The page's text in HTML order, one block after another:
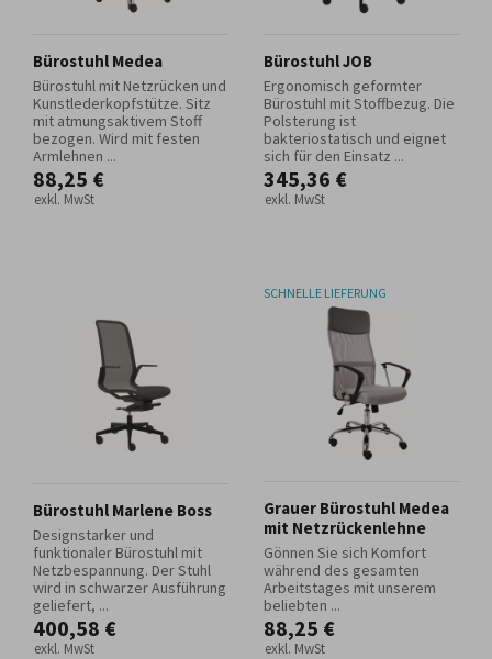
Bürostuhl Medea
Bürostuhl mit Netzrücken und
Kunstlederkopfstütze. Sitz
mit atmungsaktivem Stoff
bezogen. Wird mit festen
Armlehnen ...
88,25 €
exkl. MwSt
Bürostuhl JOB
Ergonomisch geformter
Bürostuhl mit Stoffbezug. Die
Polsterung ist
bakteriostatisch und eignet
sich für den Einsatz ...
345,36 €
exkl. MwSt
Bürostuhl Marlene Boss
Designstarker und
funktionaler Bürostuhl mit
Netzbespannung. Der Stuhl
wird in schwarzer Ausführung
geliefert, ...
400,58 €
exkl. MwSt
SCHNELLE LIEFERUNG
Grauer Bürostuhl Medea
mit Netzrückenlehne
Gönnen Sie sich Komfort
während des gesamten
Arbeitstages mit unserem
beliebten ...
88,25 €
exkl. MwSt